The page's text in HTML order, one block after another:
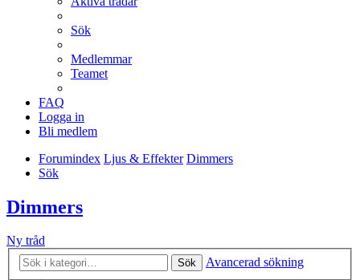
Sök
Medlemmar
Teamet
FAQ
Logga in
Bli medlem
Forumindex Ljus & Effekter Dimmers
Sök
Dimmers
Ny tråd
Sök
Avancerad sökning